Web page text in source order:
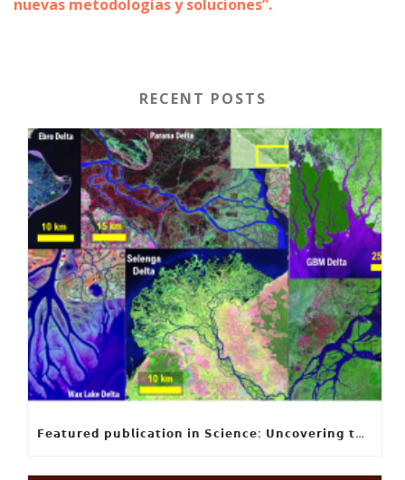
nuevas metodologías y soluciones”.
RECENT POSTS
𝗙𝗲𝗮𝘁𝘂𝗿𝗲𝗱 𝗽𝘂𝗯𝗹𝗶𝗰𝗮𝘁𝗶𝗼𝗻 𝗶𝗻 𝗦𝗰𝗶𝗲𝗻𝗰𝗲: 𝗨𝗻𝗰𝗼𝘃𝗲𝗿𝗶𝗻𝗴 𝘁𝗵𝗲 𝗵𝗶𝗱𝗱𝗲𝗻 𝗿𝘂𝗹𝗲𝘀 𝗯𝗲𝗵𝗶𝗻𝗱 𝗿𝗶𝘃𝗲𝗿 𝗱𝗲𝗹𝘁𝗮 𝗴𝗲𝗼𝗺𝗲𝘁𝗿𝘆 𝗮𝗻𝗱 𝗴𝗿𝗼𝘄𝘁𝗵